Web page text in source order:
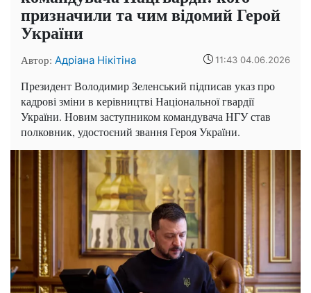
призначили та чим відомий Герой
України
Автор: Адріана Нікітіна 11:43 04.06.2026
Президент Володимир Зеленський підписав указ про
кадрові зміни в керівництві Національної гвардії
України. Новим заступником командувача НГУ став
полковник, удостоєний звання Героя України.